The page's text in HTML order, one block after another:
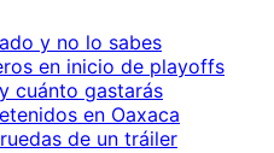
y no lo sabes
en inicio de playoffs
cuánto gastarás
en Oaxaca
de un tráiler